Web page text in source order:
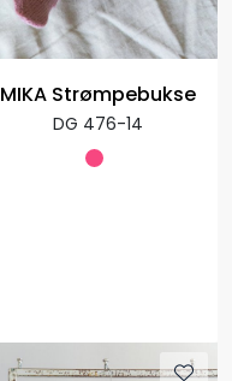
MIKA Strømpebukse
DG 476-14